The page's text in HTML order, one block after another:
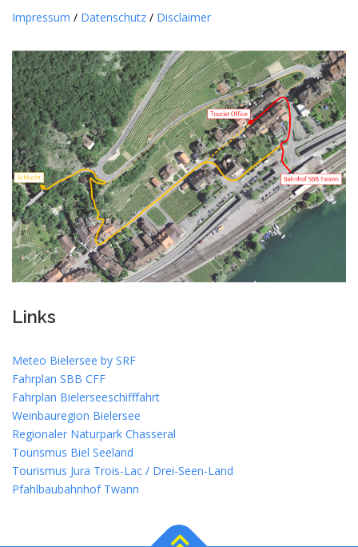
Impressum / Datenschutz / Disclaimer
Links
Meteo Bielersee by SRF
Fahrplan SBB CFF
Fahrplan Bielerseeschifffahrt
Weinbauregion Bielersee
Regionaler Naturpark Chasseral
Tourismus Biel Seeland
Tourismus Jura Trois-Lac / Drei-Seen-Land
Pfahlbaubahnhof Twann